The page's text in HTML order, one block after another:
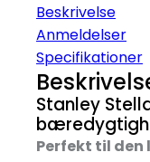
Beskrivelse
Anmeldelser
Specifikationer
Stanley
Perfekt til den